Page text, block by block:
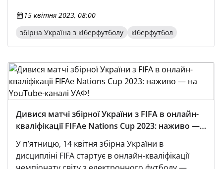
15 квітня 2023, 08:00
збірна Україна з кіберфутболу
кіберфутбол
Дивися матчі збірної України з FIFA в онлайн-
кваліфікації FIFAe Nations Cup 2023: наживо —
на YouTube-каналі УАФ!
У п’ятницю, 14 квітня збірна України в
дисципліні FIFA стартує в онлайн-кваліфікації